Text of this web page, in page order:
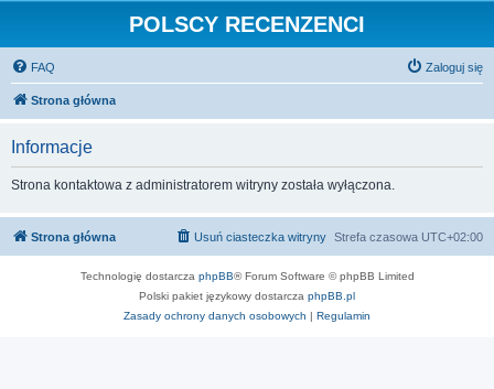
POLSCY RECENZENCI
FAQ Zaloguj się
Strona główna
Informacje
Strona kontaktowa z administratorem witryny została wyłączona.
Strona główna Strefa czasowa UTC+02:00
Usuń ciasteczka witryny
Technologię dostarcza phpBB® Forum Software © phpBB Limited
Polski pakiet językowy dostarcza phpBB.pl
Zasady ochrony danych osobowych | Regulamin